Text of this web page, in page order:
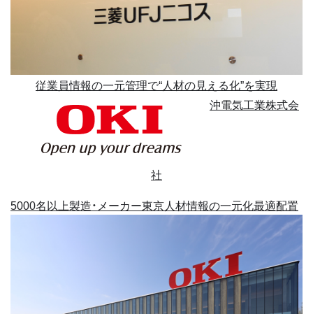
従業員情報の一元管理で“人材の見える化”を実現
沖電気工業株式会
社
5000名以上製造・メーカー東京人材情報の一元化最適配置